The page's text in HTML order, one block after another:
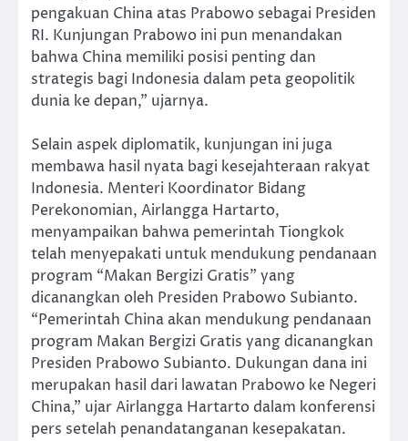
pengakuan China atas Prabowo sebagai Presiden
RI. Kunjungan Prabowo ini pun menandakan
bahwa China memiliki posisi penting dan
strategis bagi Indonesia dalam peta geopolitik
dunia ke depan,” ujarnya.
Selain aspek diplomatik, kunjungan ini juga
membawa hasil nyata bagi kesejahteraan rakyat
Indonesia. Menteri Koordinator Bidang
Perekonomian, Airlangga Hartarto,
menyampaikan bahwa pemerintah Tiongkok
telah menyepakati untuk mendukung pendanaan
program “Makan Bergizi Gratis” yang
dicanangkan oleh Presiden Prabowo Subianto.
“Pemerintah China akan mendukung pendanaan
program Makan Bergizi Gratis yang dicanangkan
Presiden Prabowo Subianto. Dukungan dana ini
merupakan hasil dari lawatan Prabowo ke Negeri
China,” ujar Airlangga Hartarto dalam konferensi
pers setelah penandatanganan kesepakatan.